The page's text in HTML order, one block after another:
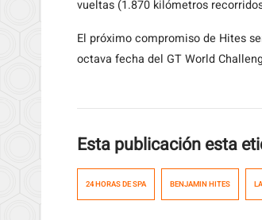
vueltas (1.870 kilómetros
El próximo compromiso de Hites
octava fecha del GT World
Esta publicación esta
24 HORAS DE SPA BENJAMIN HITES